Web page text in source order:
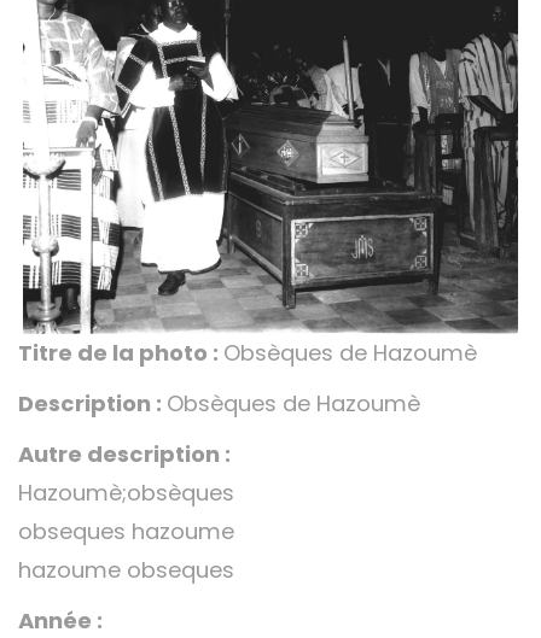
Titre de la photo : Obsèques de Hazoumè
Description : Obsèques de Hazoumè
Autre description :
Hazoumè;obsèques
obseques hazoume
hazoume obseques
Année :